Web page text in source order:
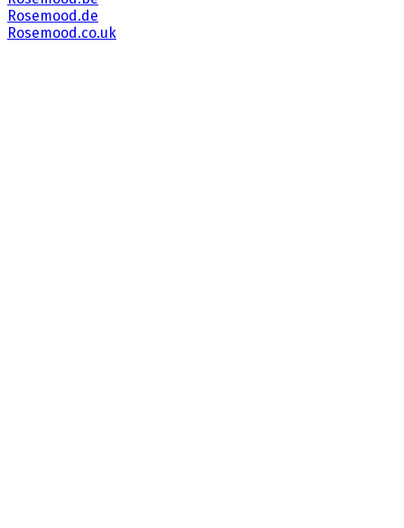
Rosemood.de
Rosemood.co.uk